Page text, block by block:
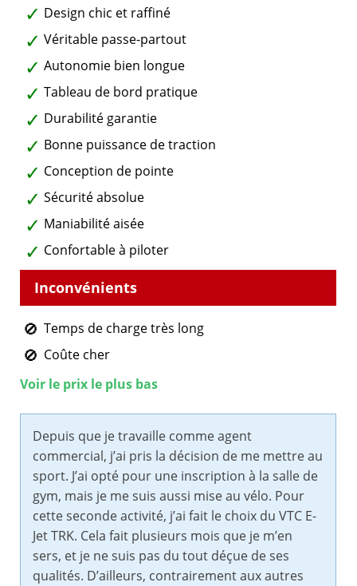
Design chic et raffiné
Véritable passe-partout
Autonomie bien longue
Tableau de bord pratique
Durabilité garantie
Bonne puissance de traction
Conception de pointe
Sécurité absolue
Maniabilité aisée
Confortable à piloter
Temps de charge très long
Coûte cher
Voir le prix le plus bas
Depuis que je travaille comme agent
commercial, j’ai pris la décision de me mettre au
sport. J’ai opté pour une inscription à la salle de
gym, mais je me suis aussi mise au vélo. Pour
cette seconde activité, j’ai fait le choix du VTC E-
Jet TRK. Cela fait plusieurs mois que je m’en
sers, et je ne suis pas du tout déçue de ses
qualités. D’ailleurs, contrairement aux autres